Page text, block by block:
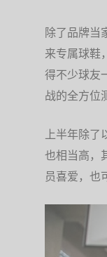
除了品牌当
来专属球鞋
得不少球友
战的全方位
上半年除
也相当高，
员喜爱，也